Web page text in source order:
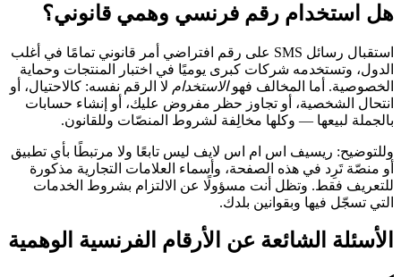
هل استخدام رقم فرنسي وهمي قانوني؟
استقبال رسائل SMS على رقم افتراضي أمر قانوني تمامًا في أغلب
الدول، وتستخدمه شركات كبرى يوميًا في اختبار المنتجات وحماية
الخصوصية. أما المخالف فهوالاستخدام لا الرقم نفسه: كالاحتيال، أو
انتحال الشخصية، أو تجاوز حظر مفروض عليك، أو إنشاء حسابات
بالجملة لبيعها — وكلها مخالِفة لشروط المنصّات وللقانون.
وللتوضيح: ريسيف اس ام اس لايف ليس تابعًا ولا مرتبطًا بأي تطبيق
أو منصّة تَرِد في هذه الصفحة، وأسماء العلامات التجارية مذكورة
للتعريف فقط. وتظل أنت مسؤولًا عن الالتزام بشروط الخدمات
التي تسجّل فيها وبقوانين بلدك.
الأسئلة الشائعة عن الأرقام الفرنسية الوهمية